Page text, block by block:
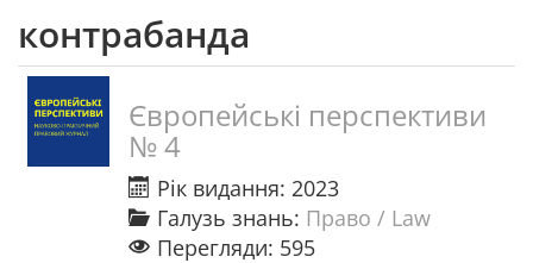
контрабанда
Європейські перспективи
№ 4
Рік видання: 2023
Галузь знань: Право / Law
Перегляди: 595